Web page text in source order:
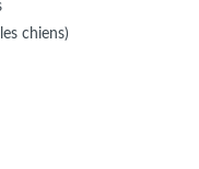
chiens)